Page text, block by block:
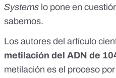
Systems lo pone en
sabemos.
Los autores del artículo
metilación del ADN de
metilación es el proceso